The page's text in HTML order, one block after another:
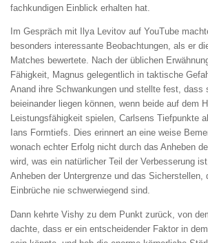
fachkundigen Einblick erhalten hat.
Im Gespräch mit Ilya Levitov auf YouTube
besonders interessante Beobachtungen, als er
Matches bewertete. Nach der üblichen
Fähigkeit, Magnus gelegentlich in taktische
Anand ihre Schwankungen und stellte fest, dass
beieinander liegen können, wenn beide auf dem
Leistungsfähigkeit spielen, Carlsens Tiefpunkte
Ians Formtiefs. Dies erinnert an eine weise
wonach echter Erfolg nicht durch das Anheben
wird, was ein natürlicher Teil der Verbesserung
Anheben der Untergrenze und das Sicherstellen,
Einbrüche nie schwerwiegend sind.
Dann kehrte Vishy zu dem Punkt zurück, von
dachte, dass er ein entscheidender Faktor in